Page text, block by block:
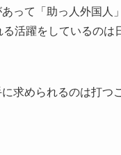
って「助っ人外国人
活躍をしているのは
求められるのは打つ